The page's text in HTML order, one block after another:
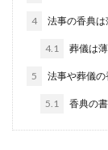
4 法事の香典
4.1 葬儀は
5 法事や葬儀
5.1 香典の